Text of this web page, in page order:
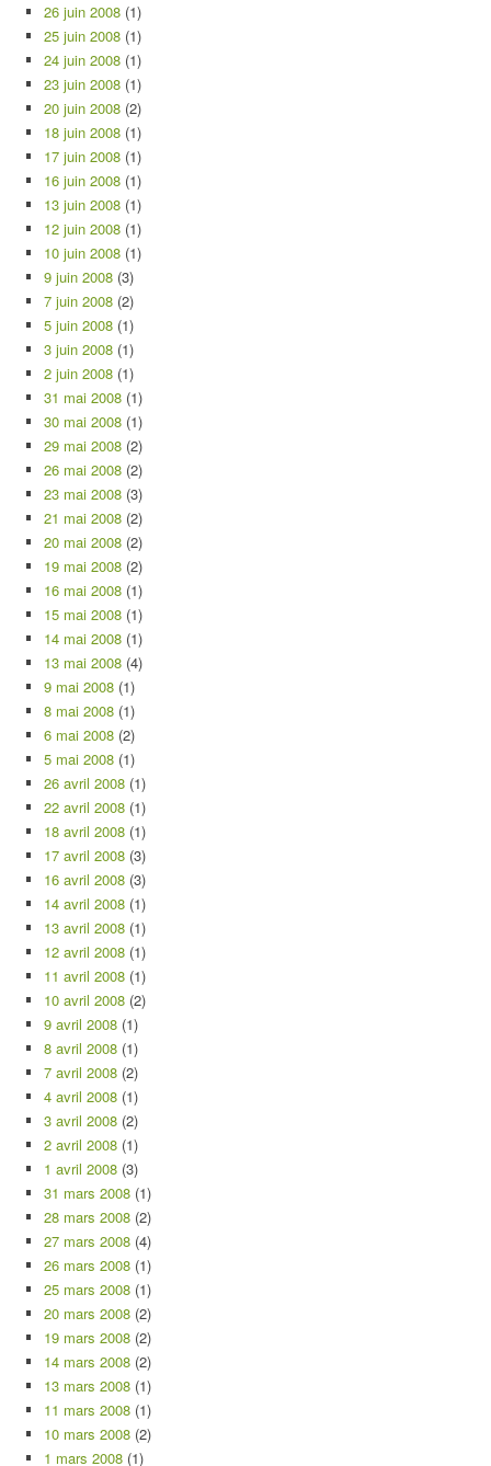
26 juin 2008 (1)
25 juin 2008 (1)
24 juin 2008 (1)
23 juin 2008 (1)
20 juin 2008 (2)
18 juin 2008 (1)
17 juin 2008 (1)
16 juin 2008 (1)
13 juin 2008 (1)
12 juin 2008 (1)
10 juin 2008 (1)
9 juin 2008 (3)
7 juin 2008 (2)
5 juin 2008 (1)
3 juin 2008 (1)
2 juin 2008 (1)
31 mai 2008 (1)
30 mai 2008 (1)
29 mai 2008 (2)
26 mai 2008 (2)
23 mai 2008 (3)
21 mai 2008 (2)
20 mai 2008 (2)
19 mai 2008 (2)
16 mai 2008 (1)
15 mai 2008 (1)
14 mai 2008 (1)
13 mai 2008 (4)
9 mai 2008 (1)
8 mai 2008 (1)
6 mai 2008 (2)
5 mai 2008 (1)
26 avril 2008 (1)
22 avril 2008 (1)
18 avril 2008 (1)
17 avril 2008 (3)
16 avril 2008 (3)
14 avril 2008 (1)
13 avril 2008 (1)
12 avril 2008 (1)
11 avril 2008 (1)
10 avril 2008 (2)
9 avril 2008 (1)
8 avril 2008 (1)
7 avril 2008 (2)
4 avril 2008 (1)
3 avril 2008 (2)
2 avril 2008 (1)
1 avril 2008 (3)
31 mars 2008 (1)
28 mars 2008 (2)
27 mars 2008 (4)
26 mars 2008 (1)
25 mars 2008 (1)
20 mars 2008 (2)
19 mars 2008 (2)
14 mars 2008 (2)
13 mars 2008 (1)
11 mars 2008 (1)
10 mars 2008 (2)
1 mars 2008 (1)